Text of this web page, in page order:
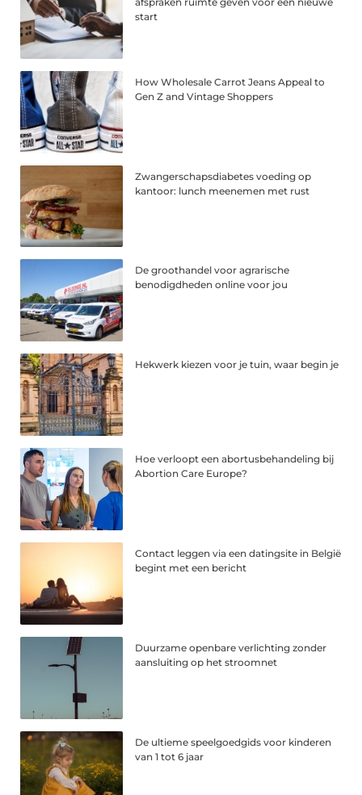
start
How Wholesale Carrot Jeans Appeal to
Gen Z and Vintage Shoppers
Zwangerschapsdiabetes voeding op
kantoor: lunch meenemen met rust
De groothandel voor agrarische
benodigdheden online voor jou
Hekwerk kiezen voor je tuin, waar begin je
Hoe verloopt een abortusbehandeling bij
Abortion Care Europe?
Contact leggen via een datingsite in België
begint met een bericht
Duurzame openbare verlichting zonder
aansluiting op het stroomnet
De ultieme speelgoedgids voor kinderen
van 1 tot 6 jaar